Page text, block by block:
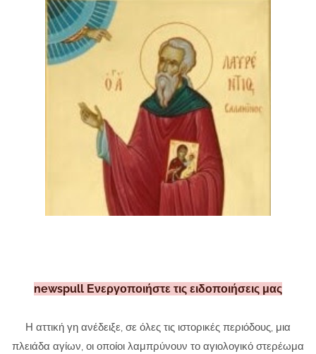
newspull Ενεργοποιήστε τις ειδοποιήσεις μας
Η αττική γη ανέδειξε, σε όλες τις ιστορικές περιόδους, μια
πλειάδα αγίων, οι οποίοι λαμπρύνουν το αγιολογικό στερέωμα